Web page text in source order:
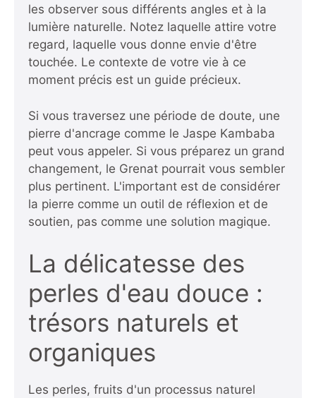
les observer sous différents angles et à la
lumière naturelle. Notez laquelle attire votre
regard, laquelle vous donne envie d'être
touchée. Le contexte de votre vie à ce
moment précis est un guide précieux.
Si vous traversez une période de doute, une
pierre d'ancrage comme le Jaspe Kambaba
peut vous appeler. Si vous préparez un grand
changement, le Grenat pourrait vous sembler
plus pertinent. L'important est de considérer
la pierre comme un outil de réflexion et de
soutien, pas comme une solution magique.
La délicatesse des
perles d'eau douce :
trésors naturels et
organiques
Les perles, fruits d'un processus naturel